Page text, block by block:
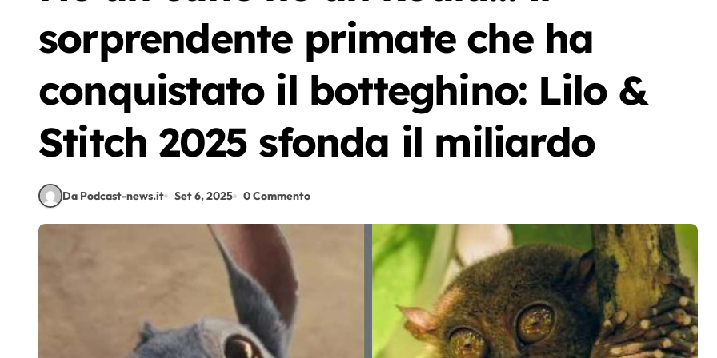
sorprendente primate che ha
conquistato il botteghino: Lilo &
Stitch 2025 sfonda il miliardo
Da Podcast-news.it Set 6, 2025 0 Commento